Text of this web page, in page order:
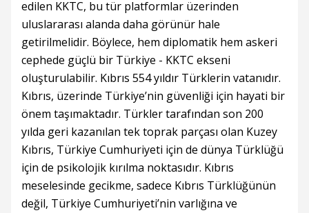
edilen KKTC, bu tür platformlar üzerinden
uluslararası alanda daha görünür hale
getirilmelidir. Böylece, hem diplomatik hem askeri
cephede güçlü bir Türkiye - KKTC ekseni
oluşturulabilir. Kıbrıs 554 yıldır Türklerin vatanıdır.
Kıbrıs, üzerinde Türkiye’nin güvenliği için hayati bir
önem taşımaktadır. Türkler tarafından son 200
yılda geri kazanılan tek toprak parçası olan Kuzey
Kıbrıs, Türkiye Cumhuriyeti için de dünya Türklüğü
için de psikolojik kırılma noktasıdır. Kıbrıs
meselesinde gecikme, sadece Kıbrıs Türklüğünün
değil, Türkiye Cumhuriyeti’nin varlığına ve